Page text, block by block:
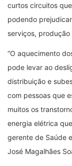
curtos circuitos
podendo
serviços,
“O aquecimento
pode levar ao
distribuição e
com pessoas que
muitos os
energia elétrica
gerente de Saúde
José Magalhães